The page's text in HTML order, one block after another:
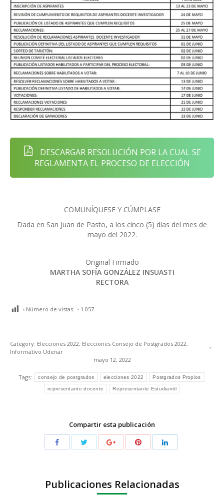
DESCARGAR RESOLUCIÓN POR LA CUAL SE
REGLAMENTA EL PROCESO DE ELECCIÓN
COMUNÍQUESE Y CÚMPLASE
Dada en San Juan de Pasto, a los cinco (5) días del mes de
mayo del 2022.
Original Firmado
MARTHA SOFÍA GONZÁLEZ INSUASTI
RECTORA
Número de vistas: 1.057
Category: Elecciones 2022, Elecciones Consejo de Postgrados 2022,
Informativo Udenar
mayo 12, 2022
Tags: consejo de postgrados elecciones 2022 Postgrados Propios
representante docente Representante Estudiantil
Compartir esta publicación
Publicaciones Relacionadas